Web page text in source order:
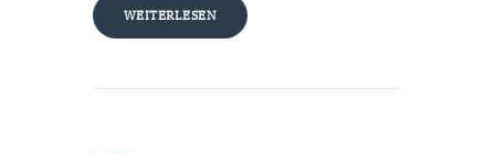
WEITERLESEN